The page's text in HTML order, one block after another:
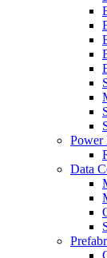
Power
Data